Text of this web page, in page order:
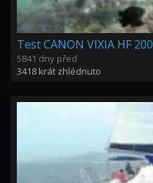
Test CANON VIXIA HF 200
5841 dny před
3418 krát zhlédnuto